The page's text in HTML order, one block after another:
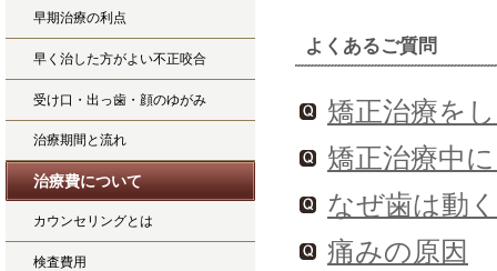
よくあるご質問
矯正治療を
矯正治療中
なぜ歯は動
痛みの原因
早期治療の利点
早く治した方がよい不正咬合
受け口・出っ歯・顔のゆがみ
治療期間と流れ
治療費について
カウンセリングとは
検査費用